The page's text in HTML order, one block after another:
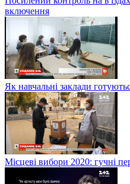
включення
Як навчальні заклади
Місцеві вибори 2020: гучні